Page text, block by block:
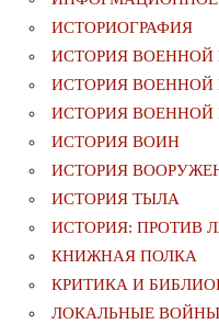
ИСТОРИОГРАФИЯ
ИСТОРИЯ
ИСТОРИЯ ВОЕННОЙ
ИСТОРИЯ ВОЕННОЙ
ИСТОРИЯ ВОИН
ИСТОРИЯ
ИСТОРИЯ ТЫЛА
ИСТОРИЯ: ПРОТИВ
КНИЖНАЯ ПОЛКА
КРИТИКА И
ЛОКАЛЬНЫЕ ВОЙНЫ